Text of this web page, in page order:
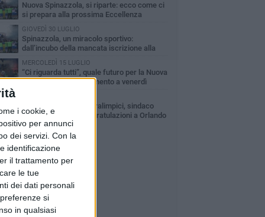
i cookie, e
per annunci
dei servizi. Con la
identificazione
il trattamento per
le tue
dei dati personali
si
in qualsiasi
Nuova Spinazzola, si riparte: ecco come ci
si prepara alla prossima Eccellenza
GIOVEDÌ 30 LUGLIO
Spinazzola, un miracolo sportivo:
dall’incubo della mancata iscrizione alla
in Eccellenza
MERCOLEDÌ 15 LUGLIO
“Ci riguarda tutti”, quale futuro per la Nuova
Spinazzola? Appuntamento a venerdì
Campionati Italiani Paralimpici, sindaco
Patruno: «Le mie congratulazioni a Orlando